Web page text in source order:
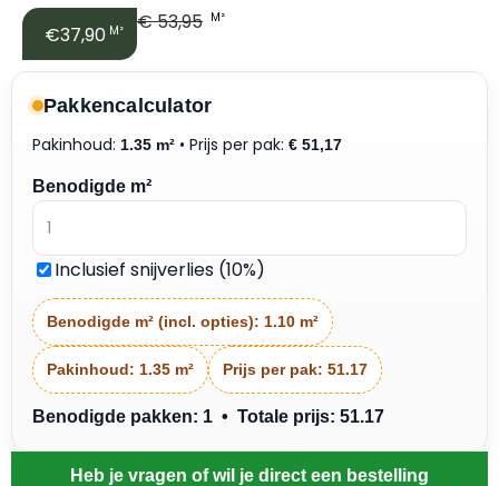
€37,90 M² €53,95 M²
Pakkencalculator
Pakinhoud: 1.35 m² • Prijs per pak: € 51,17
Benodigde m²
Inclusief snijverlies (10%)
Benodigde m² (incl. opties): 1.10 m²
Pakinhoud: 1.35 m² Prijs per pak: 51.17
Benodigde pakken: 1 • Totale prijs: 51.17
Heb je vragen of wil je direct een bestelling